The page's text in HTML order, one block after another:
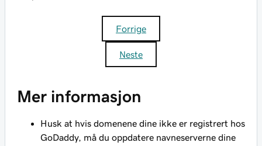
Forrige
Neste
Mer informasjon
Husk at hvis domenene dine ikke er registrert hos
GoDaddy, må du oppdatere navneserverne dine